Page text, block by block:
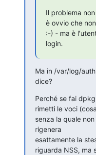
Il problema
è ovvio che
:-) - ma è
login.
Ma in /var/log/
dice?
Perché se fai
rimetti le voci (cosa
senza la quale
rigenera
esattamente la
riguarda NSS, ma